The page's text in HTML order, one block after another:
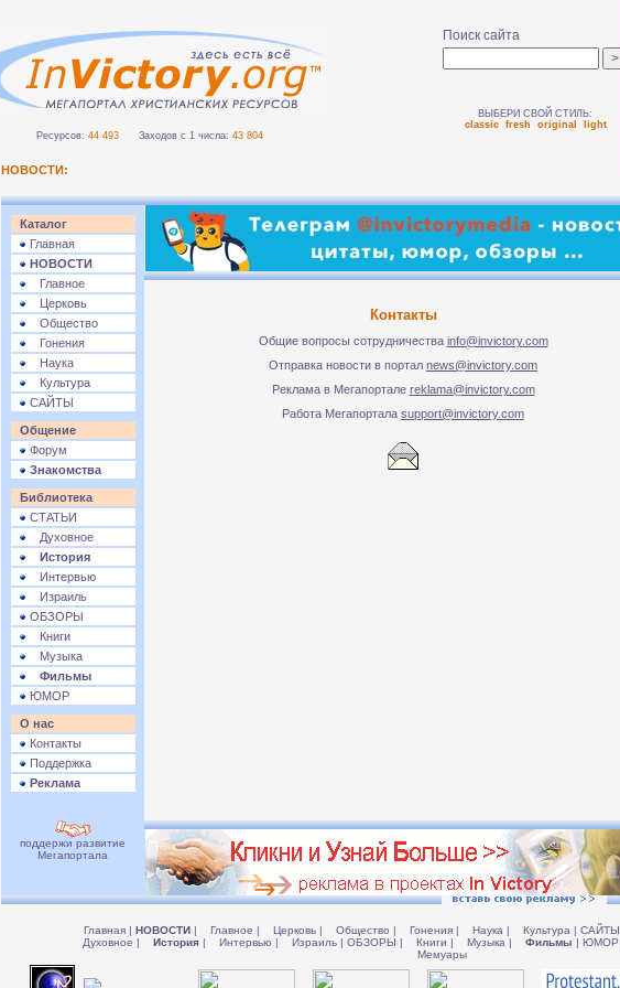
Ресурсов: 44 493 Заходов с 1 числа: 43 804
Поиск сайта
ВЫБЕРИ СВОЙ СТИЛЬ:
classic
fresh original light
НОВОСТИ:
Каталог
Главная
НОВОСТИ
Главное
Церковь
Общество
Гонения
Наука
Культура
САЙТЫ
Общение
Форум
Знакомства
Библиотека
СТАТЬИ
Духовное
История
Интервью
Израиль
ОБЗОРЫ
Книги
Музыка
Фильмы
ЮМОР
О нас
Контакты
Поддержка
Реклама
Контакты
Общие вопросы сотрудничества info@invictory.com
Отправка новости в портал news@invictory.com
Реклама в Мегапортале reklama@invictory.com
Работа Мегапортала support@invictory.com
поддержи развитие
Мегапортала
Главная | НОВОСТИ | Главное | Церковь | Общество | Гонения | Наука | Культура | САЙТЫ
Духовное | История | Интервью | Израиль | ОБЗОРЫ | Книги | Музыка | Фильмы | ЮМОР
Мемуары